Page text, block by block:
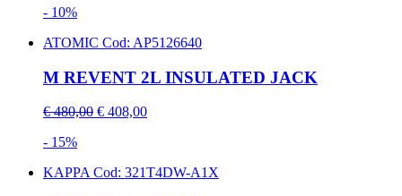
- 10%
ATOMIC Cod: AP5126640
M REVENT 2L INSULATED JACK
€ 480,00 € 408,00
- 15%
KAPPA Cod: 321T4DW-A1X